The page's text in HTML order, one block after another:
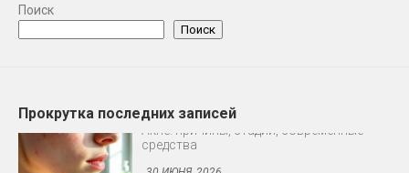
Поиск
Поиск
Прокрутка последних записей